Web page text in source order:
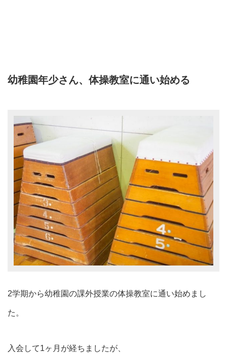
幼稚園年少さん、体操教室に通い始める
2学期から幼稚園の課外授業の体操教室に通い始めまし
た。
入会して1ヶ月が経ちましたが、